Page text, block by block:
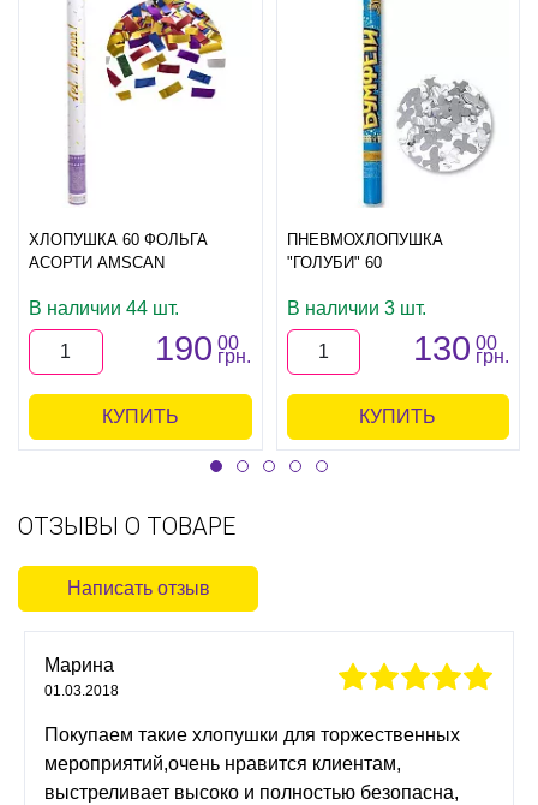
ХЛОПУШКА 60 ФОЛЬГА
АСОРТИ AMSCAN
В наличии 44 шт.
190 00
грн.
КУПИТЬ
ПНЕВМОХЛОПУШКА
"ГОЛУБИ" 60
В наличии 3 шт.
130 00
грн.
КУПИТЬ
ОТЗЫВЫ О ТОВАРЕ
Написать отзыв
Марина
01.03.2018
Покупаем такие хлопушки для торжественных
мероприятий,очень нравится клиентам,
выстреливает высоко и полностью безопасна,